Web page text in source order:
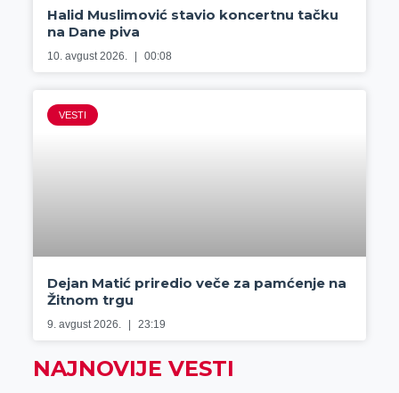
Halid Muslimović stavio koncertnu tačku
na Dane piva
10. avgust 2026. 00:08
VESTI
Dejan Matić priredio veče za pamćenje na
Žitnom trgu
9. avgust 2026. 23:19
NAJNOVIJE VESTI